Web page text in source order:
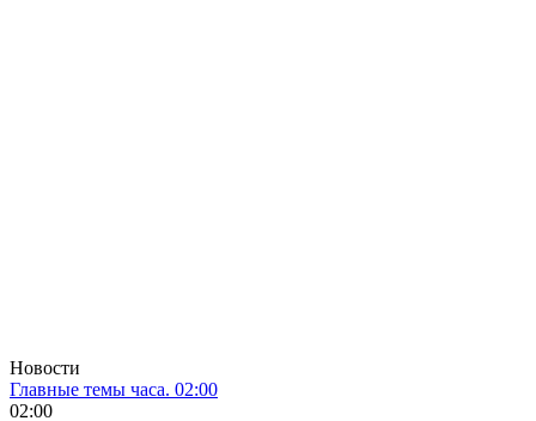
Новости
Главные темы часа. 02:00
02:00